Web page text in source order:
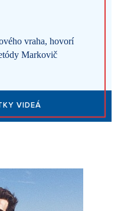
vraha, hovorí
Markovič
VIDEÁ